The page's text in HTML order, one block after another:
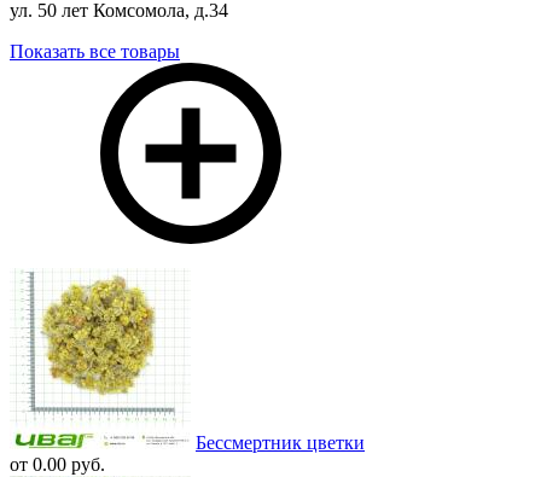
ул. 50 лет Комсомола, д.34
Показать все товары
Бессмертник цветки
от 0.00 руб.